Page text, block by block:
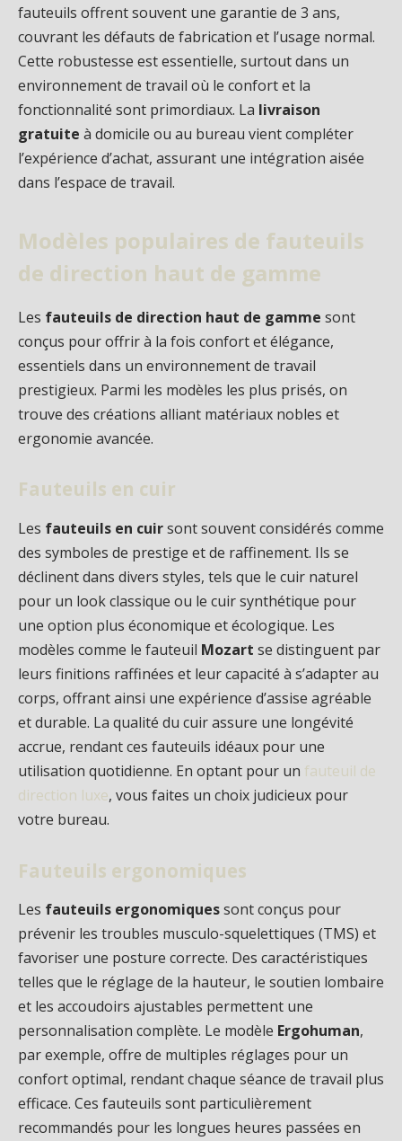
fauteuils offrent souvent une garantie de 3 ans,
couvrant les défauts de fabrication et l’usage normal.
Cette robustesse est essentielle, surtout dans un
environnement de travail où le confort et la
fonctionnalité sont primordiaux. La livraison
gratuite à domicile ou au bureau vient compléter
l’expérience d’achat, assurant une intégration aisée
dans l’espace de travail.
Modèles populaires de fauteuils
de direction haut de gamme
Les fauteuils de direction haut de gamme sont
conçus pour offrir à la fois confort et élégance,
essentiels dans un environnement de travail
prestigieux. Parmi les modèles les plus prisés, on
trouve des créations alliant matériaux nobles et
ergonomie avancée.
Fauteuils en cuir
Les fauteuils en cuirsont souvent considérés comme
des symboles de prestige et de raffinement. Ils se
déclinent dans divers styles, tels que le cuir naturel
pour un look classique ou le cuir synthétique pour
une option plus économique et écologique. Les
modèles comme le fauteuil Mozart se distinguent par
leurs finitions raffinées et leur capacité à s’adapter au
corps, offrant ainsi une expérience d’assise agréable
et durable. La qualité du cuir assure une longévité
accrue, rendant ces fauteuils idéaux pour une
utilisation quotidienne. En optant pour un fauteuil de
direction luxe, vous faites un choix judicieux pour
votre bureau.
Fauteuils ergonomiques
Les fauteuils ergonomiquessont conçus pour
prévenir les troubles musculo-squelettiques (TMS) et
favoriser une posture correcte. Des caractéristiques
telles que le réglage de la hauteur, le soutien lombaire
et les accoudoirs ajustables permettent une
personnalisation complète. Le modèle Ergohuman,
par exemple, offre de multiples réglages pour un
confort optimal, rendant chaque séance de travail plus
efficace. Ces fauteuils sont particulièrement
recommandés pour les longues heures passées en